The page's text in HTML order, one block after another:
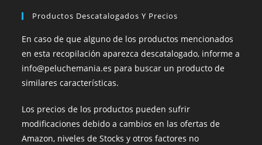
Productos Descatalogados Y Precios
En caso de que alguno de los productos mencionados
en esta recopilación aparezca descatalogado, informe a
info@peluchemania.es para buscar un producto de
similares características.
Los precios de los productos pueden sufrir
modificaciones debido a cambios en las ofertas de
Amazon, niveles de Stocks y otros factores no